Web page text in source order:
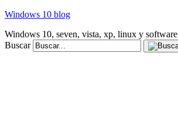
Windows 10 blog
Windows 10, seven, vista, xp, linux y software
Buscar